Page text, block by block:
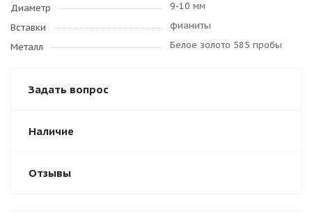
Диаметр
9-10 мм
Вставки
фианиты
Металл
Белое золото 585 пробы
Задать вопрос
Наличие
Отзывы